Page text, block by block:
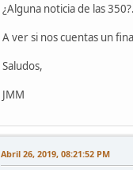
¿Alguna noticia de las 350?.
A ver si nos cuentas un
Saludos,
JMM
Abril 26, 2019, 08:21:52 PM